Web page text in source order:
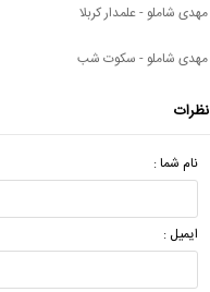
مهدی شاملو - علمدار کربلا
مهدی شاملو - سکوت شب
نظرات
نام شما :
ایمیل :